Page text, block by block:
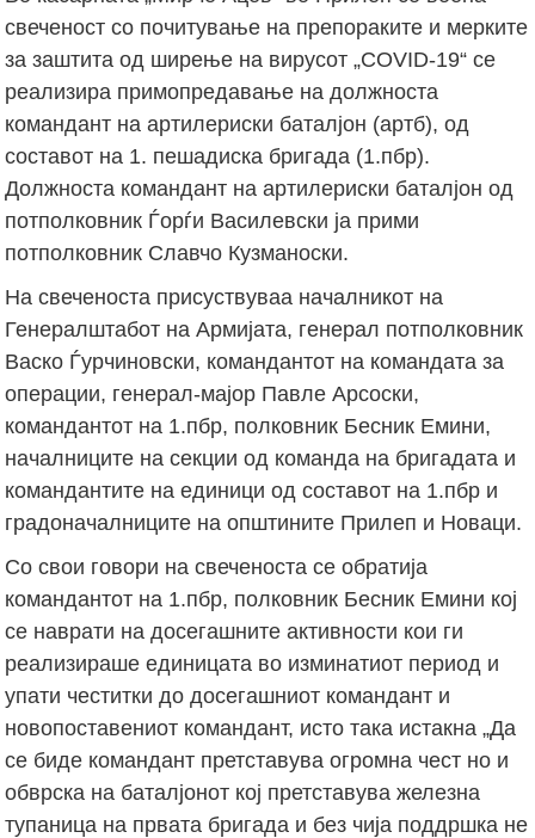
свеченост со почитување на препораките и мерките
за заштита од ширење на вирусот „COVID-19“ се
реализира примопредавање на должноста
командант на артилериски баталјон (артб), од
составот на 1. пешадиска бригада (1.пбр).
Должноста командант на артилериски баталјон од
потполковник Ѓорѓи Василевски ја прими
потполковник Славчо Кузманоски.
На свеченоста присуствуваа началникот на
Генералштабот на Армијата, генерал потполковник
Васко Ѓурчиновски, командантот на командата за
операции, генерал-мајор Павле Арсоски,
командантот на 1.пбр, полковник Бесник Емини,
началниците на секции од команда на бригадата и
командантите на единици од составот на 1.пбр и
градоначалниците на општините Прилеп и Новаци.
Со свои говори на свеченоста се обратија
командантот на 1.пбр, полковник Бесник Емини кој
се наврати на досегашните активности кои ги
реализираше единицата во изминатиот период и
упати честитки до досегашниот командант и
новопоставениот командант, исто така истакна „Да
се биде командант претставува огромна чест но и
обврска на баталјонот кој претставува железна
тупаница на првата бригада и без чија поддршка не